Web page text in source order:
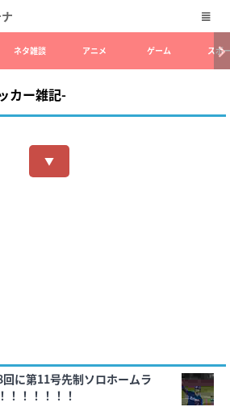
ネタ雑談 アニメ ゲーム スポ
カー雑記-
▼
に第11号先制ソロホームラ
！！！！！！